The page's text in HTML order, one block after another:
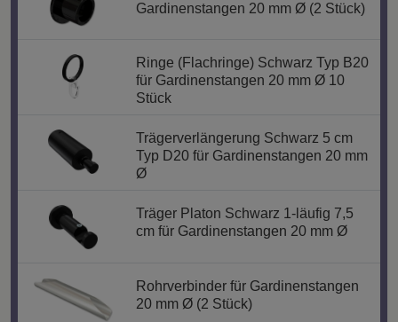
Gardinenstangen 20 mm Ø (2 Stück)
Ringe (Flachringe) Schwarz Typ B20
für Gardinenstangen 20 mm Ø 10
Stück
Trägerverlängerung Schwarz 5 cm
Typ D20 für Gardinenstangen 20 mm
Ø
Träger Platon Schwarz 1-läufig 7,5
cm für Gardinenstangen 20 mm Ø
Rohrverbinder für Gardinenstangen
20 mm Ø (2 Stück)